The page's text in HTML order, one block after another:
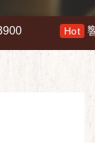
Hot 響 30年 特